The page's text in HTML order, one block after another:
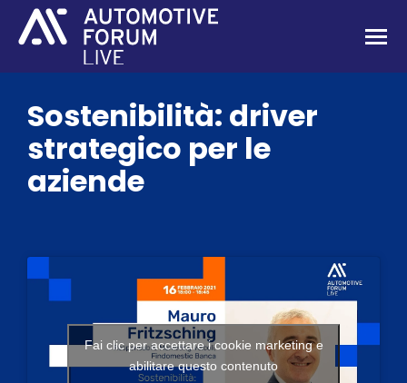
Sostenibilità: driver
strategico per le
aziende
Fai clic per accettare i cookie marketing e
abilitare questo contenuto